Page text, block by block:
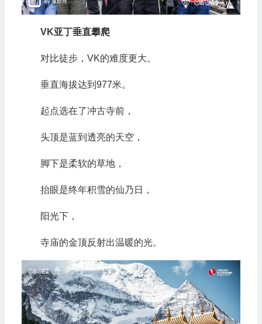
VK亚丁垂直攀爬
对比徒步，VK的难度更大。
垂直海拔达到977米。
起点选在了冲古寺前，
头顶是蓝到透亮的天空，
脚下是柔软的草地，
抬眼是终年积雪的仙乃日，
阳光下，
寺庙的金顶反射出温暖的光。